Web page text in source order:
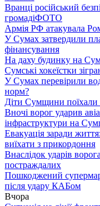
Вранці російський
громадіФОТО
Армія РФ атакувала
У Сумах затвердили
фінансування
На даху будинку на
Сумські хокеїстки
У Сумах перевірили
норм?
Діти Сумщини поїхали
Вночі ворог ударив
інфраструктури на
Евакуація заради
виїхати з прикордоння
Внаслідок ударів
постраждалих
Пошкоджений
після удару КАБом
Вчора